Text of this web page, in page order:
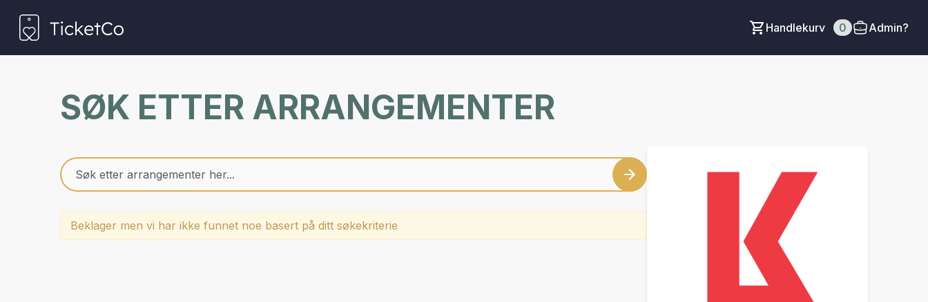
Handlekurv 0 Admin?
SØK ETTER ARRANGEMENTER
Beklager men vi har ikke funnet noe basert på ditt søkekriterie